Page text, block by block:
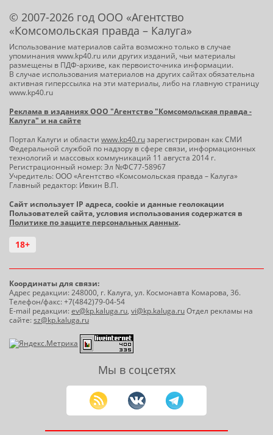
© 2007-2026 год ООО «Агентство
«Комсомольская правда – Калуга»
Использование материалов сайта возможно только в случае
упоминания www.kp40.ru или других изданий, чьи материалы
размещены в ПДФ-архиве, как первоисточника информации.
В случае использования материалов на других сайтах обязательна
активная гиперссылка на эти материалы, либо на главную страницу
www.kp40.ru
Реклама в изданиях ООО "Агентство "Комсомольская правда -
Калуга" и на сайте
Портал Калуги и области www.kp40.ruзарегистрирован как СМИ
Федеральной службой по надзору в сфере связи, информационных
технологий и массовых коммуникаций 11 августа 2014 г.
Регистрационный номер: Эл №ФС77-58967
Учредитель: ООО «Агентство «Комсомольская правда – Калуга»
Главный редактор: Ивкин В.П.
Сайт использует IP адреса, cookie и данные геолокации
Пользователей сайта, условия использования содержатся в
Политике по защите персональных данных.
18+
Координаты для связи:
Адрес редакции: 248000, г. Калуга, ул. Космонавта Комарова, 36.
Телефон/факс: +7(4842)79-04-54
E-mail редакции:ev@kp.kaluga.ru, vi@kp.kaluga.ruОтдел рекламы на
сайте:sz@kp.kaluga.ru
Мы в соцсетях